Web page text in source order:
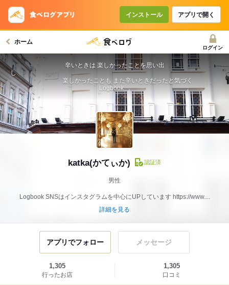
インストール アプリで開く
ホーム
ログイン
katka(かてぃか) 認証済
男性
Logbook SNSはインスタグラムを中心にUPしています https://www....
詳細を見る
辛いときは 楽しかったことを思い出
し
楽しかったことも また辛いときだったと気づく
Logbook
アプリでフォロー メッセージ
1,305
行ったお店
1,305
口コミ